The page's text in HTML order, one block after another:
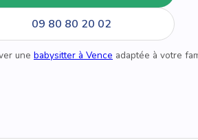
09 80 80 20 02
une babysitter à Vence adaptée à votre